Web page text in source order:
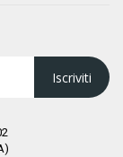
Iscriviti